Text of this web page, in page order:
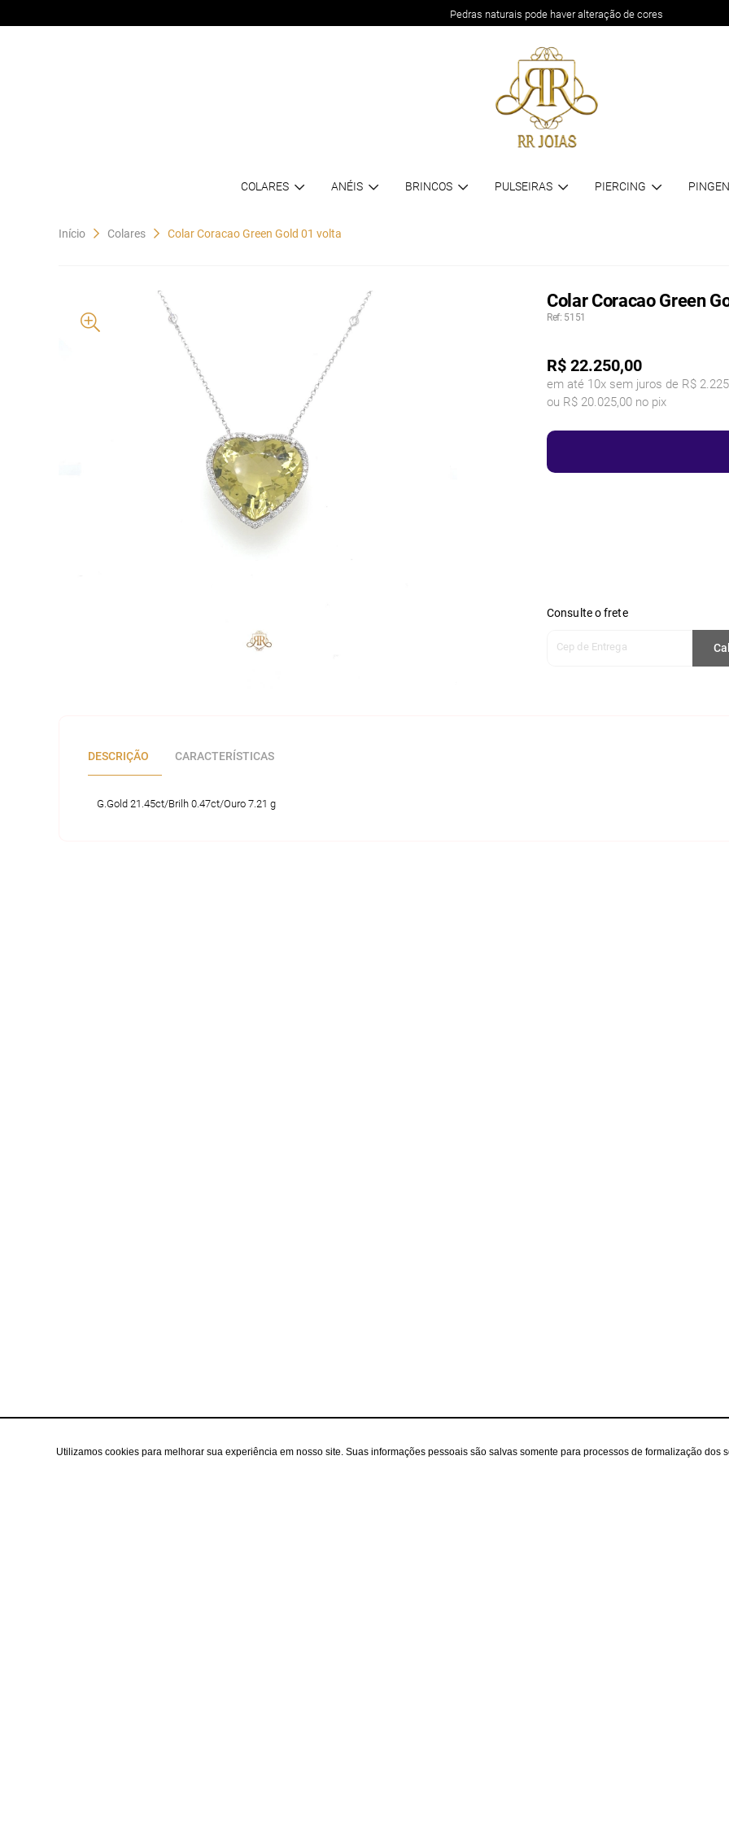
Pedras naturais pode haver alteração de cores
COLARES ANÉIS BRINCOS PULSEIRAS PIERCING
Início Colares Colar Coracao Green Gold 01 volta
Colar Coracao Green
Ref: 5151
R$ 22.250,00
em até 10x sem juros de R$
ou R$ 20.025,00 no pix
Consulte o frete
Cep de Entrega
DESCRIÇÃO CARACTERÍSTICAS
G.Gold 21.45ct/Brilh 0.47ct/Ouro 7.21 g
Utilizamos cookies para melhorar sua experiência em nosso site. Suas informações pessoais são salvas somente para processos de formalização dos